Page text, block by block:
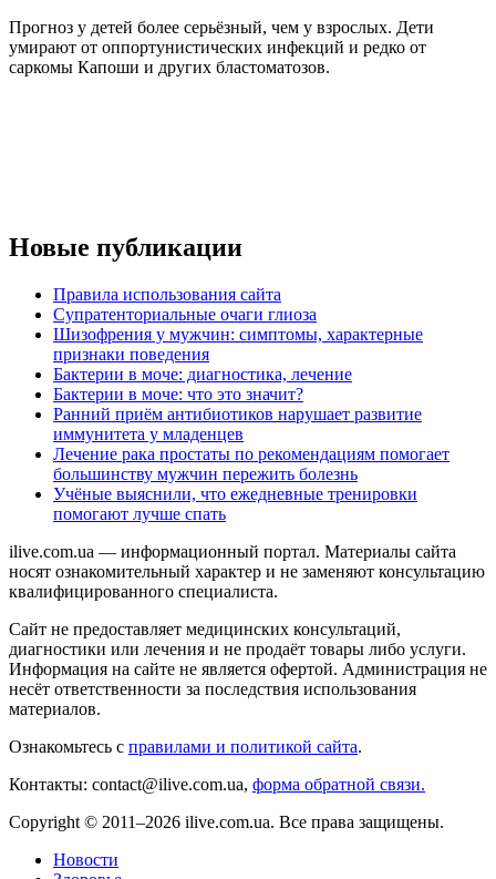
Прогноз у детей более серьёзный, чем у взрослых. Дети
умирают от оппортунистических инфекций и редко от
саркомы Капоши и других бластоматозов.
Новые публикации
Правила использования сайта
Супратенториальные очаги глиоза
Шизофрения у мужчин: симптомы, характерные
признаки поведения
Бактерии в моче: диагностика, лечение
Бактерии в моче: что это значит?
Ранний приём антибиотиков нарушает развитие
иммунитета у младенцев
Лечение рака простаты по рекомендациям помогает
большинству мужчин пережить болезнь
Учёные выяснили, что ежедневные тренировки
помогают лучше спать
ilive.com.ua — информационный портал. Материалы сайта
носят ознакомительный характер и не заменяют консультацию
квалифицированного специалиста.
Сайт не предоставляет медицинских консультаций,
диагностики или лечения и не продаёт товары либо услуги.
Информация на сайте не является офертой. Администрация не
несёт ответственности за последствия использования
материалов.
Ознакомьтесь с правилами и политикой сайта.
Контакты: contact@ilive.com.ua, форма обратной связи.
Copyright © 2011–2026 ilive.com.ua. Все права защищены.
Новости